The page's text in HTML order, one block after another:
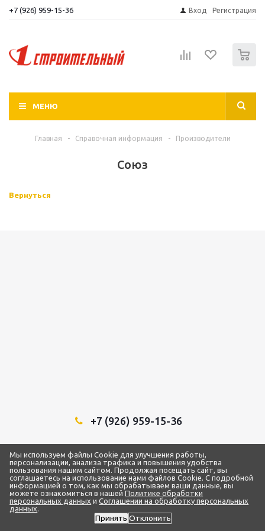
+7 (926) 959-15-36 Вход Регистрация
МЕНЮ
Главная - Справочная информация - Производители
Союз
Вернуться
+7 (926) 959-15-36
2018 - 2026 © ТЦ “1Строительный”
ИП Самарин Александр Владимирович
ИНН 772873093959 / ОГРН 319500700004192
Мы используем файлы Cookie для улучшения работы,
персонализации, анализа трафика и повышения удобства
пользования нашим сайтом. Продолжая посещать сайт, вы
соглашаетесь на использование нами файлов Cookie. С подробной
информацией о том, как мы обрабатываем ваши данные, вы
можете ознакомиться в нашейПолитике обработки
персональных данных иСоглашении на обработку персональных
данных.
Принять Отклонить